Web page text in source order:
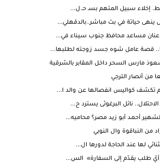
حياتة في بث مباشر..بالدقهلي...
عنان مساعد محافظ جنوب سيناء في...
كواليس انفصالها عن والد ا...
نائل البرغوثى يسترد ح...
أحمد أبو زيد مصر؟ محاميه...
من النباقوة وال النوبي
لها عند الحاجة لدورها ال...
طلب يقدّم إلى السفارة» الس...